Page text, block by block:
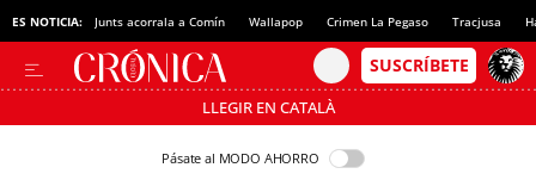
ES NOTICIA: Junts acorrala a Comín Wallapop Crimen La Pegaso Tracjusa
LLEGIR EN CATALÀ
Pásate al MODO AHORRO